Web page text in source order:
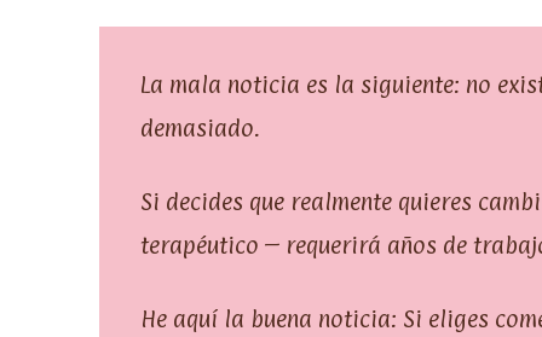
La mala noticia es la siguiente: no
demasiado.
Si decides que realmente quieres
terapéutico – requerirá años de
He aquí la buena noticia: Si eliges